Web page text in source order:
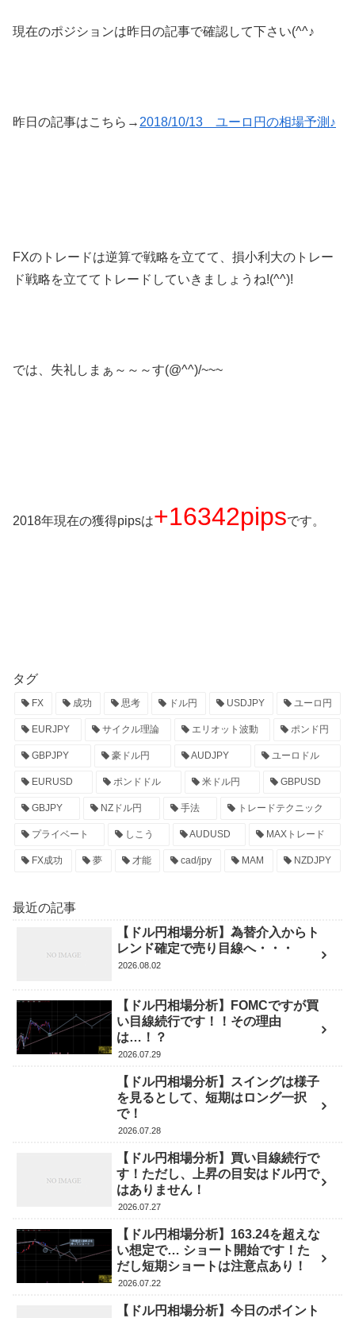
現在のポジションは昨日の記事で確認して下さい(^^♪
昨日の記事はこちら→ 2018/10/13 ユーロ円の相場予測♪
FXのトレードは逆算で戦略を立てて、損小利大のトレー
ド戦略を立ててトレードしていきましょうね!(^^)!
では、失礼しまぁ～～～す(@^^)/~~~
2018年現在の獲得pipsは+16342pipsです。
タグ
FX 成功 思考 ドル円 USDJPY ユーロ円
EURJPY サイクル理論 エリオット波動 ポンド円
GBPJPY 豪ドル円 AUDJPY ユーロドル
EURUSD ポンドドル 米ドル円 GBPUSD
GBJPY NZドル円 手法 トレードテクニック
プライベート しこう AUDUSD MAXトレード
FX成功 夢 才能 cad/jpy MAM NZDJPY
最近の記事
【ドル円相場分析】為替介入からト
レンド確定で売り目線へ・・・
2026.08.02
【ドル円相場分析】FOMCですが買
い目線続行です！！その理由
は…！？
2026.07.29
【ドル円相場分析】スイングは様子
を見るとして、短期はロング一択
で！
2026.07.28
【ドル円相場分析】買い目線続行で
す！ただし、上昇の目安はドル円で
はありません！
2026.07.27
【ドル円相場分析】163.24を超えな
い想定で… ショート開始です！た
だし短期ショートは注意点あり！
2026.07.22
【ドル円相場分析】今日のポイント